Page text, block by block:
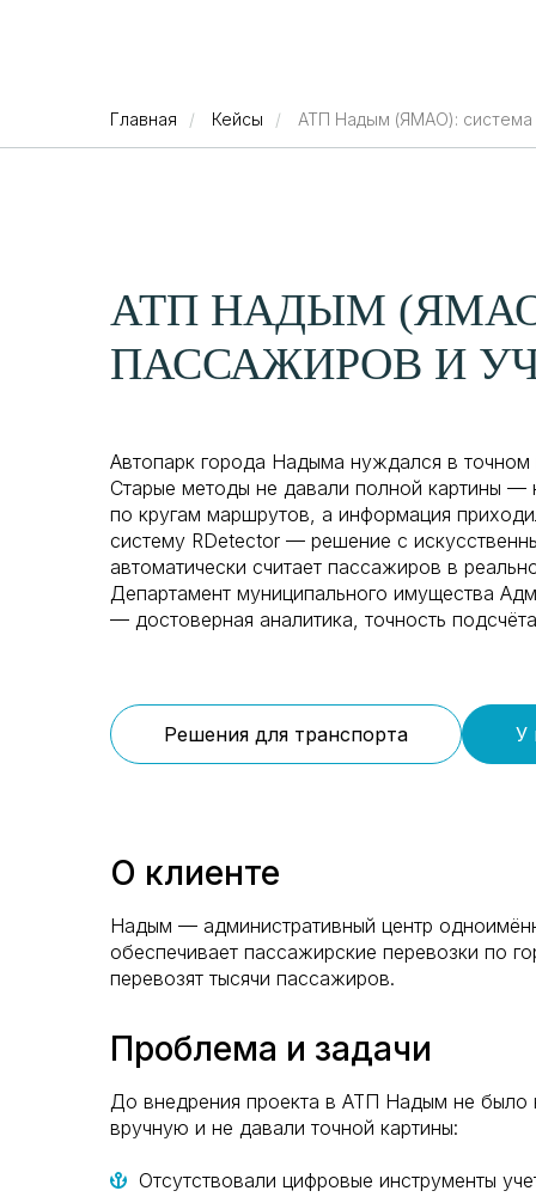
Главная / Кейсы / АТП Надым (ЯМАО): система
АТП НАДЫМ
ПАССАЖИРОВ И
Автопарк города Надыма нуждался в
Старые методы не давали полной картины —
по кругам маршрутов, а информация
систему RDetector — решение с
автоматически считает пассажиров в
Департамент муниципального имущества
— достоверная аналитика, точность
Решения для транспорта У
О клиенте
Надым — административный центр
обеспечивает пассажирские перевозки по
перевозят тысячи пассажиров.
Проблема и задачи
До внедрения проекта в АТП Надым не было
вручную и не давали точной картины:
Отсутствовали цифровые инструменты